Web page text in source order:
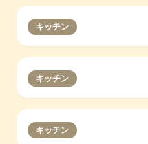
キッチン
キッチン
キッチン